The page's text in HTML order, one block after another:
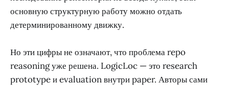
основную структурную работу можно отдать
детерминированному движку.
Но эти цифры не означают, что проблема repo
reasoning уже решена. LogicLoc — это research
prototype и evaluation внутри paper. Авторы сами